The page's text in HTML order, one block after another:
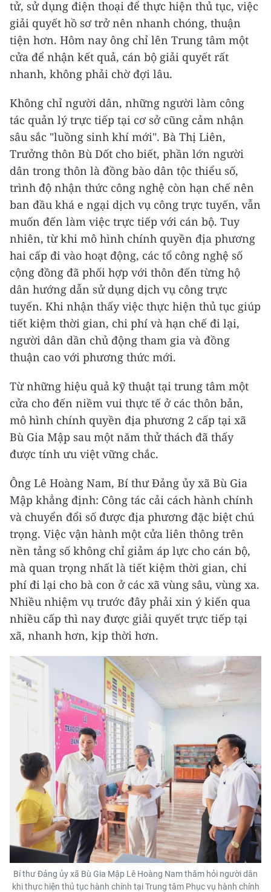
tử, sử dụng điện thoại để thực hiện thủ tục, việc
giải quyết hồ sơ trở nên nhanh chóng, thuận
tiện hơn. Hôm nay ông chỉ lên Trung tâm một
cửa để nhận kết quả, cán bộ giải quyết rất
nhanh, không phải chờ đợi lâu.
Không chỉ người dân, những người làm công
tác quản lý trực tiếp tại cơ sở cũng cảm nhận
sâu sắc "luồng sinh khí mới". Bà Thị Liên,
Trưởng thôn Bù Dốt cho biết, phần lớn người
dân trong thôn là đồng bào dân tộc thiểu số,
trình độ nhận thức công nghệ còn hạn chế nên
ban đầu khá e ngại dịch vụ công trực tuyến, vẫn
muốn đến làm việc trực tiếp với cán bộ. Tuy
nhiên, từ khi mô hình chính quyền địa phương
hai cấp đi vào hoạt động, các tổ công nghệ số
cộng đồng đã phối hợp với thôn đến từng hộ
dân hướng dẫn sử dụng dịch vụ công trực
tuyến. Khi nhận thấy việc thực hiện thủ tục giúp
tiết kiệm thời gian, chi phí và hạn chế đi lại,
người dân dần chủ động tham gia và đồng
thuận cao với phương thức mới.
Từ những hiệu quả kỹ thuật tại trung tâm một
cửa cho đến niềm vui thực tế ở các thôn bản,
mô hình chính quyền địa phương 2 cấp tại xã
Bù Gia Mập sau một năm thử thách đã thấy
được tính ưu việt vững chắc.
Ông Lê Hoàng Nam, Bí thư Đảng ủy xã Bù Gia
Mập khẳng định: Công tác cải cách hành chính
và chuyển đổi số được địa phương đặc biệt chú
trọng. Việc vận hành một cửa liên thông trên
nền tảng số không chỉ giảm áp lực cho cán bộ,
mà quan trọng nhất là tiết kiệm thời gian, chi
phí đi lại cho bà con ở các xã vùng sâu, vùng xa.
Nhiều nhiệm vụ trước đây phải xin ý kiến qua
nhiều cấp thì nay được giải quyết trực tiếp tại
xã, nhanh hơn, kịp thời hơn.
Bí thư Đảng ủy xã Bù Gia Mập Lê Hoàng Nam thăm hỏi người dân
khi thực hiện thủ tục hành chính tại Trung tâm Phục vụ hành chính